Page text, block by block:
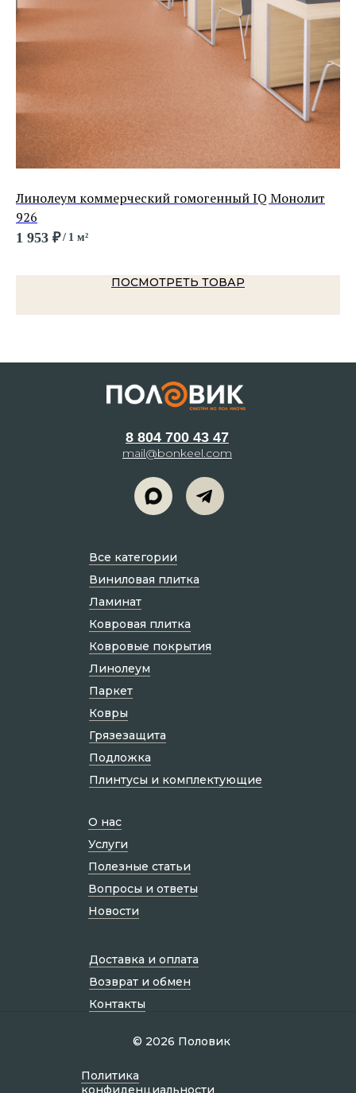
Линолеум коммерческий гомогенный IQ Монолит
926
1 953 ₽/ 1 м²
ПОСМОТРЕТЬ ТОВАР
8 804 700 43 47
mail@bonkeel.com
О нас
Услуги
Полезные статьи
Вопросы и ответы
Новости
Доставка и оплата
Возврат и обмен
Контакты
© 2026 Половик
Все категории
Виниловая плитка
Ламинат
Ковровая плитка
Ковровые покрытия
Линолеум
Паркет
Ковры
Грязезащита
Подложка
Плинтусы и комплектующие
Политик а
конфиденциальности